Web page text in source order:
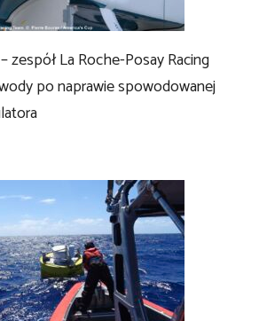
zespół La Roche-Posay Racing
po naprawie spowodowanej